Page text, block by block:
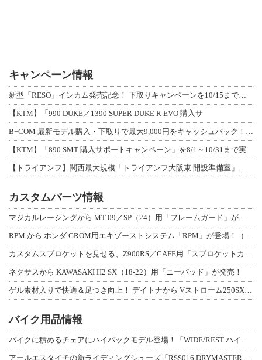
キャンペーン情報
【KTM】「990 DUKE／1390 SUPER DUKE R EVO 購入サ
【KTM】「890 SMT 購入サポートキャンペーン」を8/1～10/31まで実
カスタムパーツ情報
ネクサスから KAWASAKI H2 SX（18-22）用「ニーパッド」が発売！
バイク用品情報